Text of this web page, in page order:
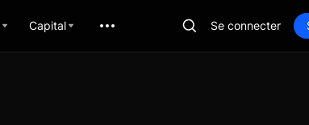
Capital Se connecter